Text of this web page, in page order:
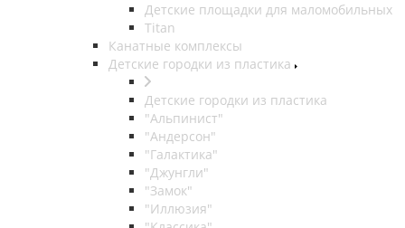
Детские площадки для маломобильных
Titan
Канатные комплексы
Детские городки из пластика
Детские городки из пластика
"Альпинист"
"Андерсон"
"Галактика"
"Джунгли"
"Замок"
"Иллюзия"